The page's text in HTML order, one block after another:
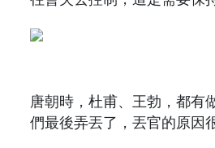
唐朝時，杜甫、王勃，都有
們最後弄丟了，丟官的原因